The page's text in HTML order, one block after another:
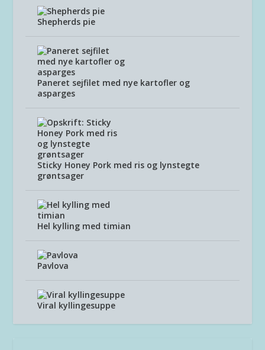
Shepherds pie
Paneret sejfilet med nye kartofler og
asparges
Sticky Honey Pork med ris og lynstegte
grøntsager
Hel kylling med timian
Pavlova
Viral kyllingesuppe